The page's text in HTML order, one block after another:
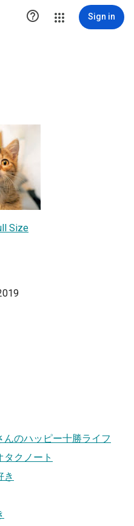
 Sign in
Size
のハッピー十勝ライフ
クノート
き